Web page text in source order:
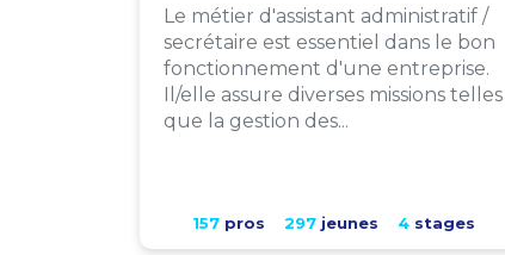
Le métier d'assistant administratif /
secrétaire est essentiel dans le bon
fonctionnement d'une entreprise.
Il/elle assure diverses missions telles
que la gestion des...
157pros 297jeunes 4stages